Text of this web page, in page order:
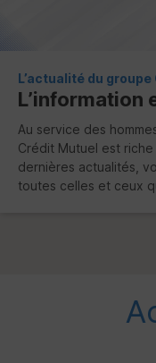
L’actualité du
L’information
Au service des
Crédit Mutuel est
dernières actualités,
toutes celles et ceux